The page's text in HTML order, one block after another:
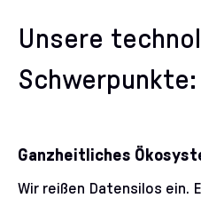
Unsere
Schwerpunkte:
Ganzheitliches
Wir reißen Datensilos ein.